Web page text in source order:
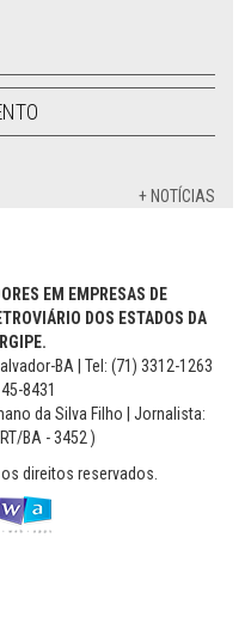
+ NOTÍCIAS
EM EMPRESAS DE
DOS ESTADOS DA
BA | Tel: (71) 3312-1263
8431
da Silva Filho | Jornalista:
BA - 3452 )
direitos reservados.